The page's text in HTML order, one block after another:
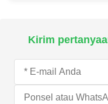
Kirim